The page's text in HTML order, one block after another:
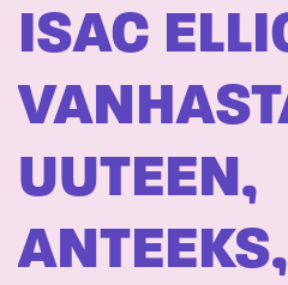
ISAC
UUTEEN,